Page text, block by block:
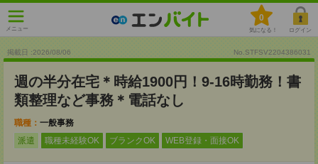
メニュー
0
気になる！ ログイン
掲載日 :2026/08/06 No.STFSV2204386031
週の半分在宅＊時給1900円！9-16時勤務！書
類整理など事務＊電話なし
職種： 一般事務
派遣
職種未経験OK ブランクOK WEB登録・面接OK